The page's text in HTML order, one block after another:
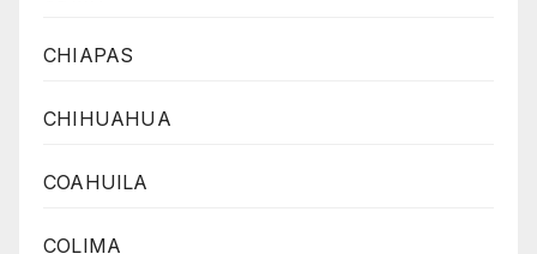
CHIAPAS
CHIHUAHUA
COAHUILA
COLIMA